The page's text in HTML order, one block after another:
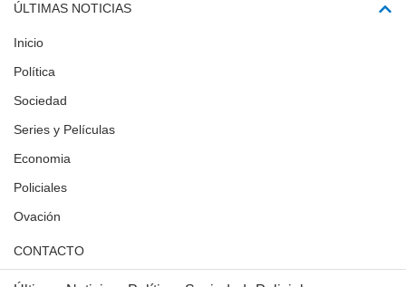
ÚLTIMAS NOTICIAS
Inicio
Política
Sociedad
Series y Películas
Economia
Policiales
Ovación
CONTACTO